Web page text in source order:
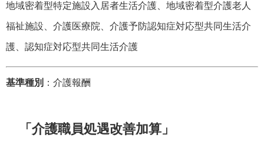
地域密着型特定施設入居者生活介護、地域密着型介護老人
福祉施設、介護医療院、介護予防認知症対応型共同生活介
護、認知症対応型共同生活介護
基準種別 ：介護報酬
「介護職員処遇改善加算」